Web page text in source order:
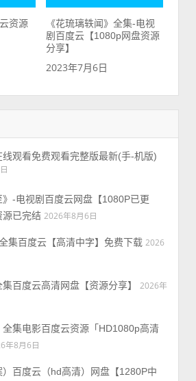
资源
《花琉璃轶闻》全集-电视
剧百度云【1080p网盘资源
分享】
2023年7月6日
线观看免费观看完整版最新(手-机版)
》-电视剧百度云网盘【1080P已更
源已完结 2026年8月6日
全集百度云【高清中字】免费下载 2026
集百度云高清网盘【资源分享】
2026年
全集电影百度云资源「HD1080p高清
年8月6日
）百度云（hd高清）网盘【1280P中